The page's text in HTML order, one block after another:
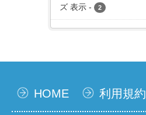
ズ 表示 - 2
HOME 利用規約